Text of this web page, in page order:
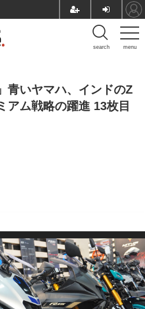
menu
search
青いヤマハ、インドのZ
アム戦略の躍進 13枚目